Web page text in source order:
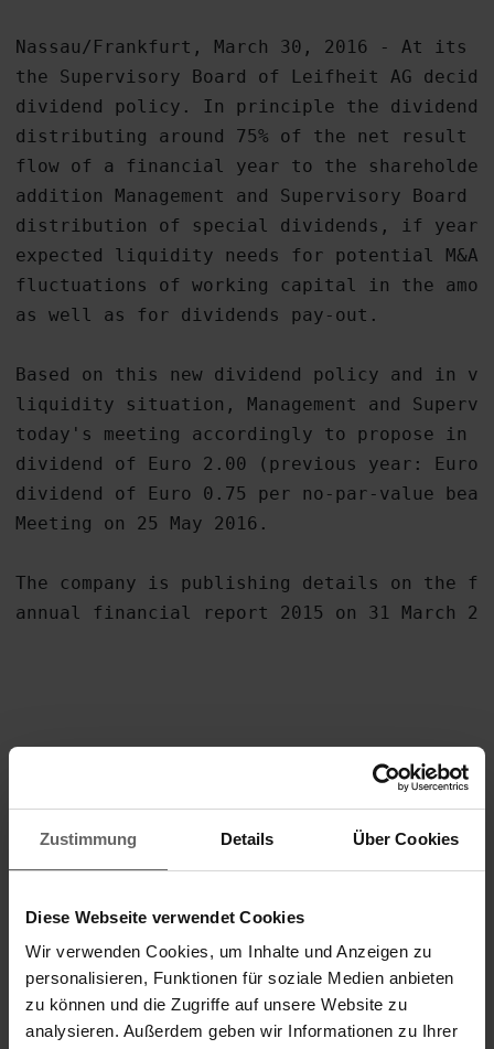
Zustimmung Details Über Cookies
Diese Webseite verwendet Cookies
Wir verwenden Cookies, um Inhalte und Anzeigen zu
personalisieren, Funktionen für soziale Medien anbieten
zu können und die Zugriffe auf unsere Website zu
analysieren. Außerdem geben wir Informationen zu Ihrer
Nassau/Frankfurt, March 30, 2016 - At its
the Supervisory Board of Leifheit AG
dividend policy. In principle the dividend
distributing around 75% of the net result
flow of a financial year to the
addition Management and Supervisory
distribution of special dividends, if year-
expected liquidity needs for potential
fluctuations of working capital in the
as well as for dividends pay-out.
Based on this new dividend policy and in
liquidity situation, Management and
today's meeting accordingly to propose in
dividend of Euro 2.00 (previous year: Euro
dividend of Euro 0.75 per no-par-value
Meeting on 25 May 2016.
The company is publishing details on the
annual financial report 2015 on 31 March
ir@leifheit.com
30.03.2016 The DGAP Distribution Services
Financial/Corporate News and Press
Media archive at www.dgap-medientreff.de